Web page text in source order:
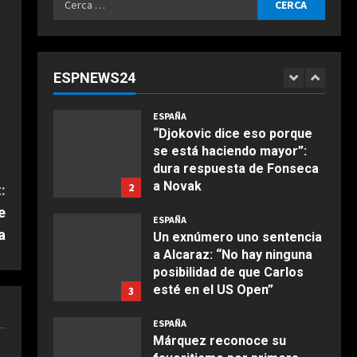
ESPNEWS24
1
apoyan su continuidad como
Agosto 7, 2026
2
ESPAÑA
“Djokovic dice eso porque
se está haciendo mayor”:
dura respuesta de Fonseca
a Novak
3
ESPAÑA
Un exnúmero uno sentencia
a Alcaraz: “No hay ninguna
posibilidad de que Carlos
esté en el US Open”
ESPAÑA
Márquez reconoce su
COCINA
Ensalada de espinacas
deliciosa
Maggio 28, 2026
Boquerones fritos en
freidora de aire
Aprile 24, 2026
Buñuelos de alcachofas
Aprile 5, 2026